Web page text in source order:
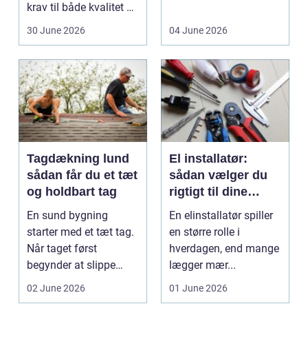
krav til både kvalitet og
hol...
30 June 2026 04 June 2026
Tagdækning lund
sådan får du et tæt
og holdbart tag
En sund bygning
starter med et tæt tag.
Når taget først
begynder at slippe
vand ind, kan skaderne
02 June 2026
El installatør:
sådan vælger du
rigtigt til dine
elinstallationer
En elinstallatør spiller
en større rolle i
hverdagen, end mange
lægger mær...
01 June 2026